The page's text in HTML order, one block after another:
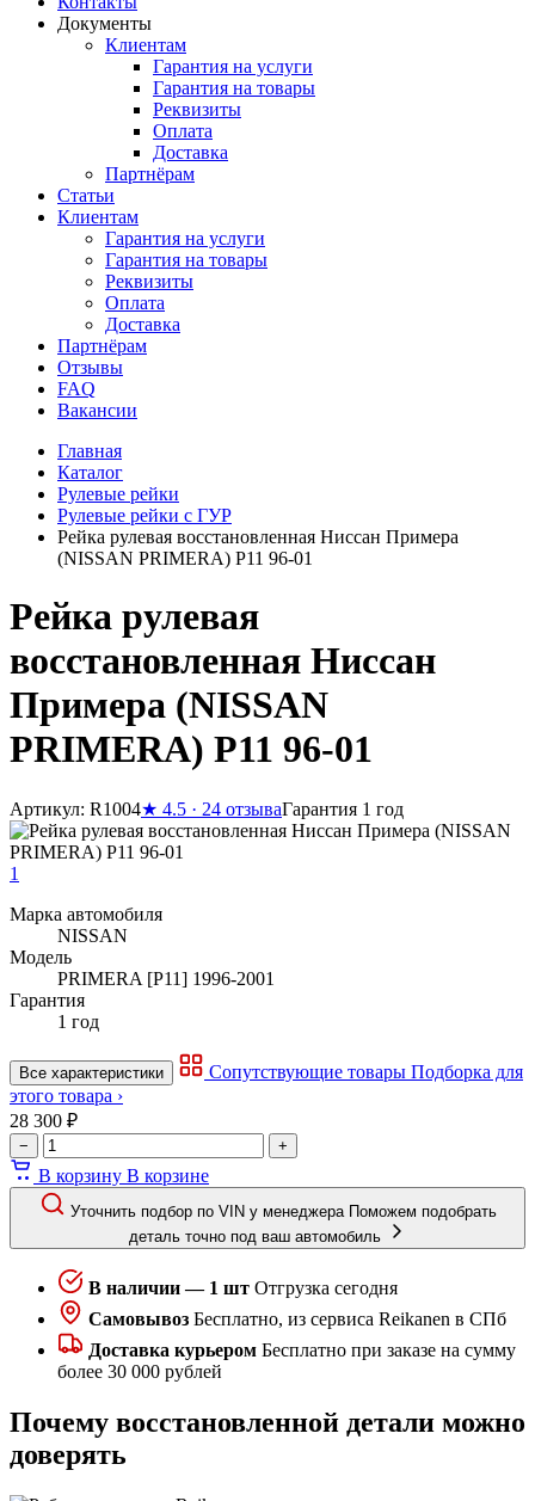
Документы
Клиентам
Гарантия на услуги
Гарантия на товары
Реквизиты
Оплата
Доставка
Партнёрам
Статьи
Клиентам
Гарантия на услуги
Гарантия на товары
Реквизиты
Оплата
Доставка
Партнёрам
Отзывы
FAQ
Вакансии
Главная
Каталог
Рулевые рейки
Рулевые рейки с ГУР
Рейка рулевая восстановленная Ниссан Примера
(NISSAN PRIMERA) P11 96-01
Рейка рулевая
восстановленная Ниссан
Примера (NISSAN
PRIMERA) P11 96-01
Артикул: R1004★ 4.5 · 24 отзываГарантия 1 год
1
Марка автомобиля
NISSAN
Модель
PRIMERA [P11] 1996-2001
Гарантия
1 год
Все характеристики Сопутствующие товары Подборка для
этого товара ›
28 300 ₽
− +
В корзину В корзине
Уточнить подбор по VIN у менеджера Поможем подобрать
деталь точно под ваш автомобиль
В наличии — 1 шт Отгрузка сегодня
Самовывоз Бесплатно, из сервиса Reikanen в СПб
Доставка курьером Бесплатно при заказе на сумму
более 30 000 рублей
Почему восстановленной детали можно
доверять